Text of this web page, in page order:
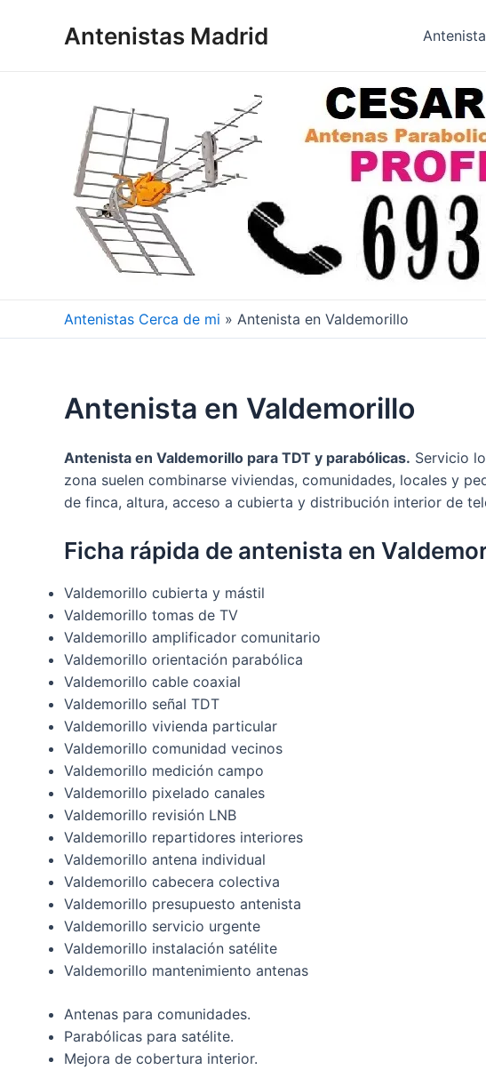
Antenistas Madrid Antenista
Antenistas Cerca de mi » Antenista en Valdemorillo
Antenista en Valdemorillo
Antenista en Valdemorillo para TDT y parabólicas. Servicio
zona suelen combinarse viviendas, comunidades, locales y
de finca, altura, acceso a cubierta y distribución interior de
Ficha rápida de antenista en
Valdemorillo cubierta y mástil
Valdemorillo tomas de TV
Valdemorillo amplificador comunitario
Valdemorillo orientación parabólica
Valdemorillo cable coaxial
Valdemorillo señal TDT
Valdemorillo vivienda particular
Valdemorillo comunidad vecinos
Valdemorillo medición campo
Valdemorillo pixelado canales
Valdemorillo revisión LNB
Valdemorillo repartidores interiores
Valdemorillo antena individual
Valdemorillo cabecera colectiva
Valdemorillo presupuesto antenista
Valdemorillo servicio urgente
Valdemorillo instalación satélite
Valdemorillo mantenimiento antenas
Antenas para comunidades.
Parabólicas para satélite.
Mejora de cobertura interior.